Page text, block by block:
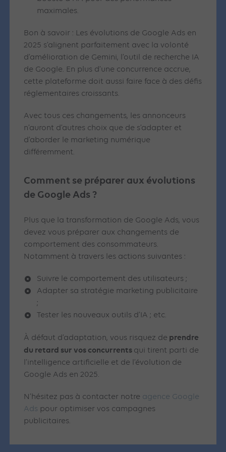
maximales.
Bon à savoir : Les évolutions de Google Ads en
2025 s’alignent parfaitement avec la volonté
d’amélioration de Gemini, l’outil de recherche IA
de Google. En plus d’une concurrence accrue,
cette plateforme doit aussi faire face à des défis
réglementaires croissants.
Avec tous ces changements, les annonceurs
n’auront d’autres choix que de s’adapter et
d’aborder le marketing numérique
différemment.
Comment se préparer aux évolutions
de Google Ads ?
Plus que la transformation de Google Ads, vous
devez vous préparer aux changements de
comportement des consommateurs.
Notamment à travers les actions suivantes :
Suivre le comportement des utilisateurs ;
Adapter sa stratégie marketing publicitaire
;
Tester les nouveaux outils d’IA ; etc.
À défaut d’adaptation, vous risquez de prendre
du retard sur vos concurrents qui tirent parti de
l’intelligence artificielle et de l’évolution de
Google Ads en 2025.
N’hésitez pas à contacter notre agence Google
Ads pour optimiser vos campagnes
publicitaires.